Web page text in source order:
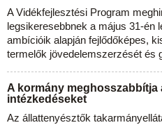
A Vidékfejlesztési Program
legsikeresebbnek a május 31-én
ambícióik alapján fejlődőképes,
termelők jövedelemszerzését és
A kormány meghosszabbítja
intézkedéseket
Az állattenyésztők